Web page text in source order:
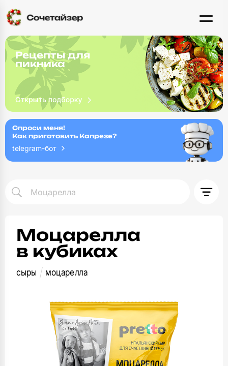
Рецепты для
пикника
Спроси меня!
Как приготовить Капрезе?
telegram-бот
Моцарелла
в кубиках
сыры моцарелла